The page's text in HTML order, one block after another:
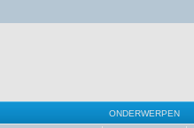
ONDERWERPEN